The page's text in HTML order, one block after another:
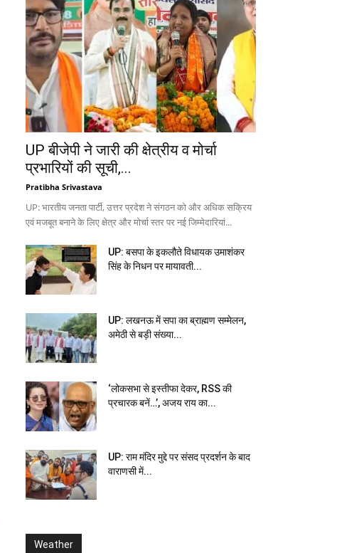
UP बीजेपी ने जारी की क्षेत्रीय व मोर्चा
प्रभारियों की सूची,...
Pratibha Srivastava
UP: भारतीय जनता पार्टी, उत्तर प्रदेश ने संगठन को और अधिक सक्रिय
एवं मजबूत बनाने के लिए क्षेत्र और मोर्चा स्तर पर नई जिम्मेदारियां...
UP: बसपा के इकलौते विधायक उमाशंकर
सिंह के निधन पर मायावती...
UP: लखनऊ में सपा का ब्राह्मण सम्मेलन,
अमेठी से बड़ी संख्या...
‘लोकसभा से इस्तीफा देकर, RSS की
प्रचारक बनें…’, अजय राय का...
UP: राम मंदिर मुद्दे पर संसद प्रदर्शन के बाद
वाराणसी में...
Weather